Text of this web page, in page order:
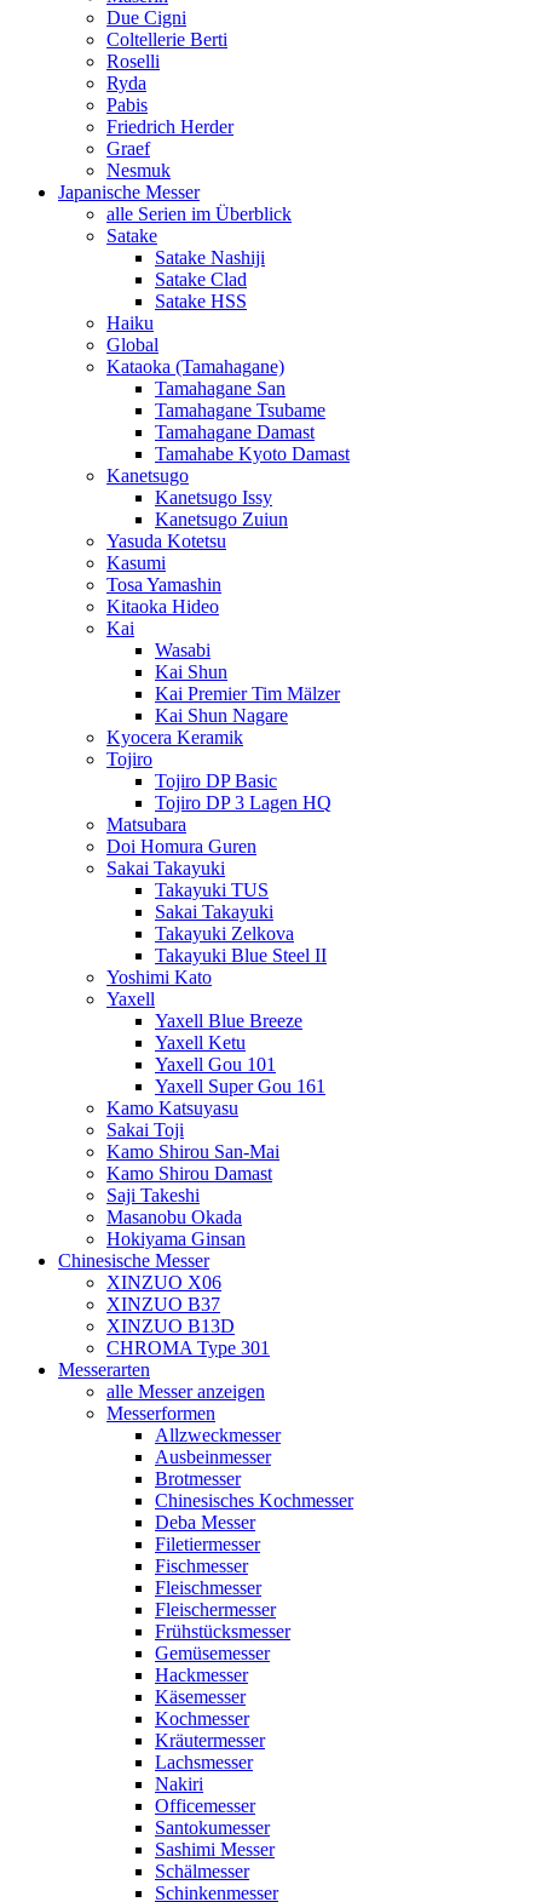
Due Cigni
Coltellerie Berti
Roselli
Ryda
Pabis
Friedrich Herder
Graef
Nesmuk
Japanische Messer
alle Serien im Überblick
Satake
Satake Nashiji
Satake Clad
Satake HSS
Haiku
Global
Kataoka (Tamahagane)
Tamahagane San
Tamahagane Tsubame
Tamahagane Damast
Tamahabe Kyoto Damast
Kanetsugo
Kanetsugo Issy
Kanetsugo Zuiun
Yasuda Kotetsu
Kasumi
Tosa Yamashin
Kitaoka Hideo
Kai
Wasabi
Kai Shun
Kai Premier Tim Mälzer
Kai Shun Nagare
Kyocera Keramik
Tojiro
Tojiro DP Basic
Tojiro DP 3 Lagen HQ
Matsubara
Doi Homura Guren
Sakai Takayuki
Takayuki TUS
Sakai Takayuki
Takayuki Zelkova
Takayuki Blue Steel II
Yoshimi Kato
Yaxell
Yaxell Blue Breeze
Yaxell Ketu
Yaxell Gou 101
Yaxell Super Gou 161
Kamo Katsuyasu
Sakai Toji
Kamo Shirou San-Mai
Kamo Shirou Damast
Saji Takeshi
Masanobu Okada
Hokiyama Ginsan
Chinesische Messer
XINZUO X06
XINZUO B37
XINZUO B13D
CHROMA Type 301
Messerarten
alle Messer anzeigen
Messerformen
Allzweckmesser
Ausbeinmesser
Brotmesser
Chinesisches Kochmesser
Deba Messer
Filetiermesser
Fischmesser
Fleischmesser
Fleischermesser
Frühstücksmesser
Gemüsemesser
Hackmesser
Käsemesser
Kochmesser
Kräutermesser
Lachsmesser
Nakiri
Officemesser
Santokumesser
Sashimi Messer
Schälmesser
Schinkenmesser